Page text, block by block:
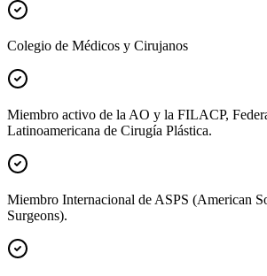
Colegio de Médicos y Cirujanos
Miembro activo de la AO y la FILACP,
Latinoamericana de Cirugía Plástica.
Miembro Internacional de ASPS (American
Surgeons).